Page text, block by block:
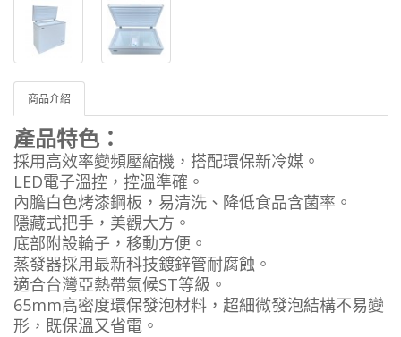
商品介紹
產品特色：
採用高效率變頻壓縮機，搭配環保新冷媒。
LED電子溫控，控溫準確。
內膽白色烤漆鋼板，易清洗、降低食品含菌率。
隱藏式把手，美觀大方。
底部附設輪子，移動方便。
蒸發器採用最新科技鍍鋅管耐腐蝕。
適合台灣亞熱帶氣候ST等級。
65mm高密度環保發泡材料，超細微發泡結構不易變
形，既保溫又省電。